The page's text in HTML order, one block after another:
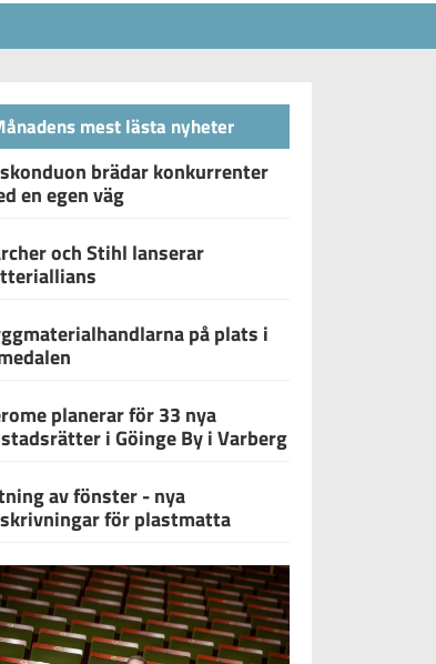
mest lästa nyheter
brädar konkurrenter
en egen väg
och Stihl lanserar
på plats i
planerar för 33 nya
i Göinge By i Varberg
av fönster - nya
för plastmatta